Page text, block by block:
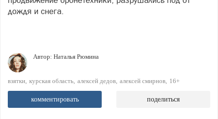
дождя и снега.
Автор: Наталья Рюмина
взятки курская область алексей дедов алексей смирнов 16+
комментировать поделиться